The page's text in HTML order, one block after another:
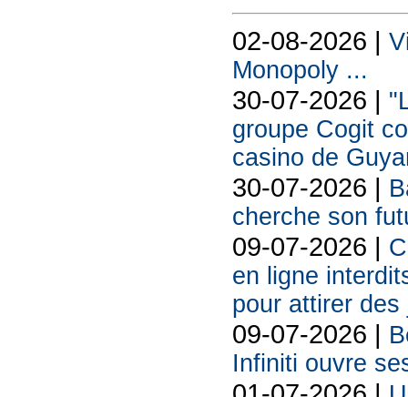
02-08-2026 |
Monopoly ...
30-07-2026 |
groupe Cogit
casino de
30-07-2026 |
cherche son
09-07-2026 |
en ligne
pour attirer des
09-07-2026 |
Infiniti ouvre